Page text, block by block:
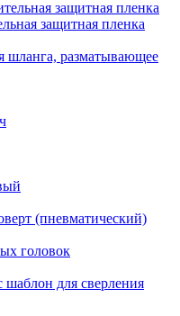
защитная пленка
шланга, разматывающее
(пневматический)
головок
шаблон для сверления